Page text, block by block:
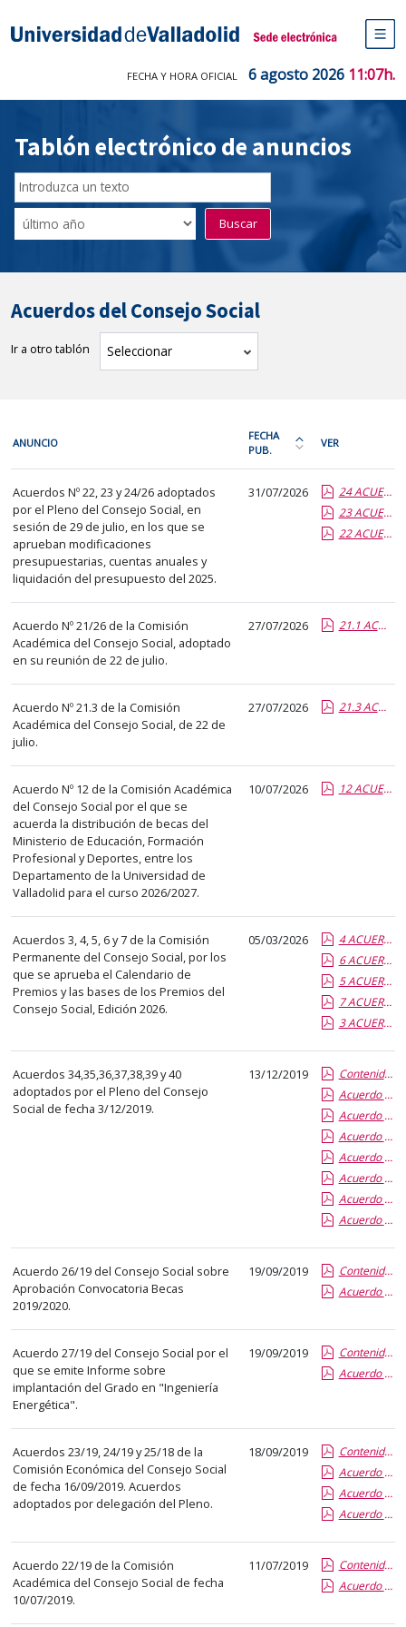
Sede electrónica Universidad de
de
FECHA Y HORA OFICIAL 6 agosto 2026 11:07h.
Tablón electrónico de anuncios
Buscador
del
Tablón
Filtro
de
Buscar
Acuerdos del Consejo Social
Ir a otro tablón Seleccionar tablón
cada
fila
de
la
siguiente
tabla
encontrará
los
anuncios
del
tablón
seleccionado
previamente.
En
la
columna
el
título
del
anuncio,
segunda
columna
la
fecha
en
la
un
PDF
con
del
anuncio
completo.
del
Consejo
Social
ANUNCIO
FECHA
PUB.
Ordena
la
tabla
por
fecha
más
reciente
VER
Acuerdos Nº 22, 23 y 24/26 adoptados
por el Pleno del Consejo Social, en
sesión de 29 de julio, en los que se
aprueban modificaciones
presupuestarias, cuentas anuales y
liquidación del presupuesto del 2025.
31/07/2026
24 ACUERDO PL CS 24 2026 Modif Presup 1A 2A y 3A 2026.compl.report.pdf.pdf
23 ACUERDO PL CS 23 2026 Cuentas Anuales y Liquidacion 2025.compl.report.pdf.pdf
22 ACUERDO PL CS 22 2026 Modif Presup Expediente 28A 2025.compl.report.pdf.pdf
Acuerdo Nº 21/26 de la Comisión
Académica del Consejo Social, adoptado
en su reunión de 22 de julio.
27/07/2026 21.1 ACUERDO CA 21 26 Infor Favorable.Grados.report.pdf.pdf
Acuerdo Nº 21.3 de la Comisión
Académica del Consejo Social, de 22 de
julio.
27/07/2026 21.3 ACUERDO CA 21 26 1Master.report.pdf.pdf
Acuerdo Nº 12 de la Comisión Académica
del Consejo Social por el que se
acuerda la distribución de becas del
Ministerio de Educación, Formación
Profesional y Deportes, entre los
Departamento de la Universidad de
Valladolid para el curso 2026/2027.
10/07/2026 12 ACUERDO CA 12 26 Prop Distr Becas MEFPD 2026-2027.anexo.pdf.pdf
Acuerdos 3, 4, 5, 6 y 7 de la Comisión
Permanente del Consejo Social, por los
que se aprueba el Calendario de
Premios y las bases de los Premios del
Consejo Social, Edición 2026.
05/03/2026
4 ACUERDO CP CS 4.26 Bases Premio CS trayectoria universitaria 2026.pdf.pdf
6 ACUERDO CP CS 6.26 Bases Premios Innovación Educativa CS 2026.pdf.pdf
5 ACUERDO CP CS 2026 Bases Premio Investigación CS 2026.pdf.pdf
7 ACUERDO CP CS 7.26 Bases Premio Innovación gestión PTGAS CS 2026.pdf.pdf
3 ACUERDO CP CS 3.26 Calendario Premios CS 2026.pdf.pdf
Acuerdos 34,35,36,37,38,39 y 40
adoptados por el Pleno del Consejo
Social de fecha 3/12/2019.
13/12/2019
Contenido de la Publicación
Acuerdo 38-19 Aprobación Adhesión UVA a DOCOMOMO
Acuerdo 37.19 Aprobación Adhesión UVA a la Asociación CRUSOE
Acuerdo 40-19 Modificacion RPTs PAS Funcionarios y Laboral
Acuerdo 39-19 Aprobación Cuentas Anuales FUNGE 2018
Acuerdo 35-19 Nombramiento Vicepresidentes del C.S
Acuerdo 34-19 Cese de la Vicepresidenta del C.S.
Acuerdo 36-19 Aprobación Bases Becas Colaboración del C.S
Acuerdo 26/19 del Consejo Social sobre
Aprobación Convocatoria Becas
2019/2020.
19/09/2019
Contenido de la Publicación
Acuerdo 26-19 Convocatoria Becas C.S. 2019-20
Acuerdo 27/19 del Consejo Social por el
que se emite Informe sobre
implantación del Grado en "Ingeniería
Energética".
19/09/2019
Contenido de la Publicación
Acuerdo 27-19 Informe implantación nuevo Grado
Acuerdos 23/19, 24/19 y 25/18 de la
Comisión Económica del Consejo Social
de fecha 16/09/2019. Acuerdos
adoptados por delegación del Pleno.
18/09/2019
Contenido de la Publicación
Acuerdo 24-19 Aprobación Tasas Título Nueva Implantación
Acuerdo 25-19 Aprobación Tasas Título Propio Renovación
Acuerdo 23-19 Complementos Retributivos PDI
Acuerdo 22/19 de la Comisión
Académica del Consejo Social de fecha
10/07/2019.
11/07/2019
Contenido de la Publicación
Acuerdo 22-19 Implantación Grado Optica y Optometría